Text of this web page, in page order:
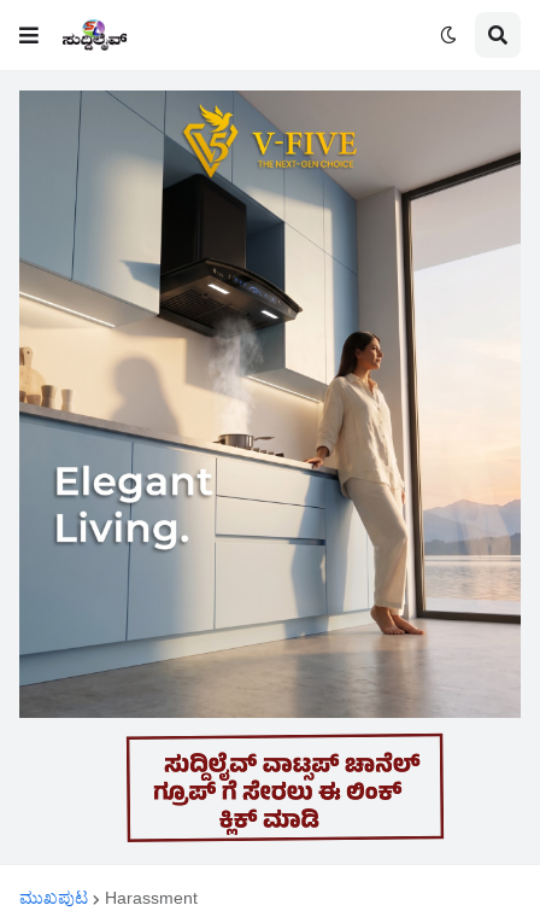
ಮುಖಪುಟ Harassment